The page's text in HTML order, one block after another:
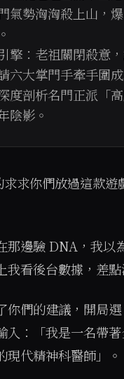
氣勢洶洶殺上山，
擎：老祖關閉殺意
六大掌門手牽手圍
度剖析名門正派「高
陰影。
求你們放過這款遊
那邊驗 DNA，我以
我看後台數據，差點
你們的建議，開局選
入：「我是一名帶
現代精神科醫師」。